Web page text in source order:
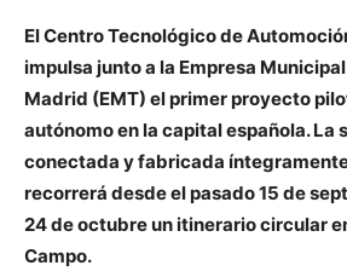
El Centro Tecnológico de
impulsa junto a la Empresa
Madrid (EMT) el primer proyecto
autónomo en la capital española. La
conectada y fabricada
recorrerá desde el pasado 15 de
24 de octubre un itinerario circular
Campo.